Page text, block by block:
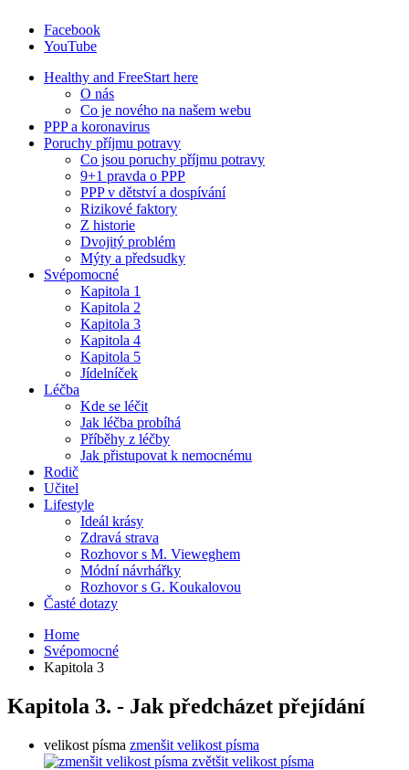
Facebook
YouTube
Healthy and FreeStart here
O nás
Co je nového na našem webu
PPP a koronavirus
Poruchy příjmu potravy
Co jsou poruchy příjmu potravy
9+1 pravda o PPP
PPP v dětství a dospívání
Rizikové faktory
Z historie
Dvojitý problém
Mýty a předsudky
Svépomocné
Kapitola 1
Kapitola 2
Kapitola 3
Kapitola 4
Kapitola 5
Jídelníček
Léčba
Kde se léčit
Jak léčba probíhá
Příběhy z léčby
Jak přistupovat k nemocnému
Rodič
Učitel
Lifestyle
Ideál krásy
Zdravá strava
Rozhovor s M. Vieweghem
Módní návrhářky
Rozhovor s G. Koukalovou
Časté dotazy
Home
Svépomocné
Kapitola 3
Kapitola 3. - Jak předcházet přejídání
velikost písma zmenšit velikost písma
zvětšit velikost písma